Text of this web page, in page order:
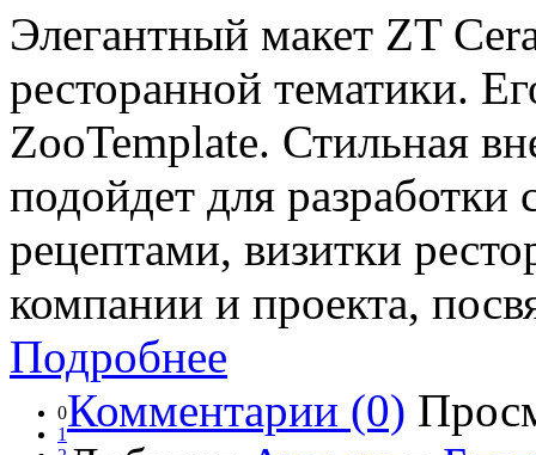
Элегантный макет ZT
ресторанной тематики.
ZooTemplate. Стильная
подойдет для
рецептами, визитки
компании и проекта,
Подробнее
0
1 Комментарии (0)